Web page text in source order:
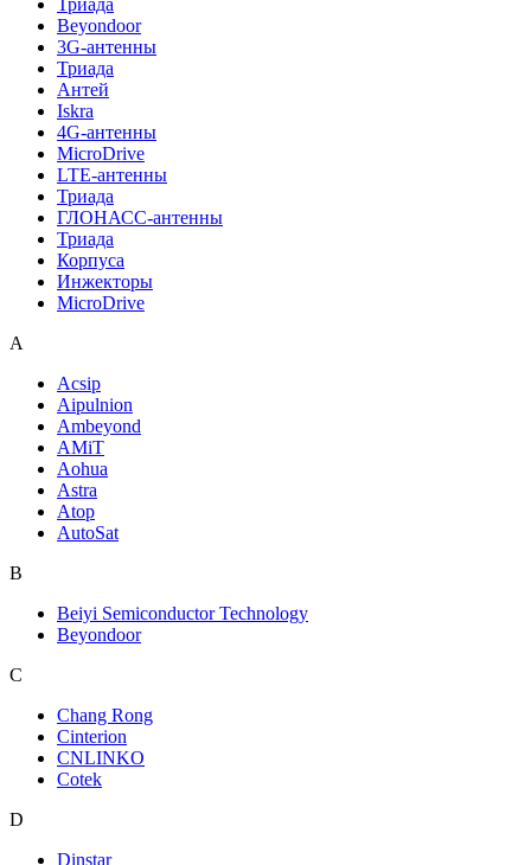
Триада
Beyondoor
3G-антенны
Триада
Антей
Iskra
4G-антенны
MicroDrive
LTE-антенны
Триада
ГЛОНАСС-антенны
Триада
Корпуса
Инжекторы
MicroDrive
A
Acsip
Aipulnion
Ambeyond
AMiT
Aohua
Astra
Atop
AutoSat
B
Beiyi Semiconductor Technology
Beyondoor
C
Chang Rong
Cinterion
CNLINKO
Cotek
D
Dinstar